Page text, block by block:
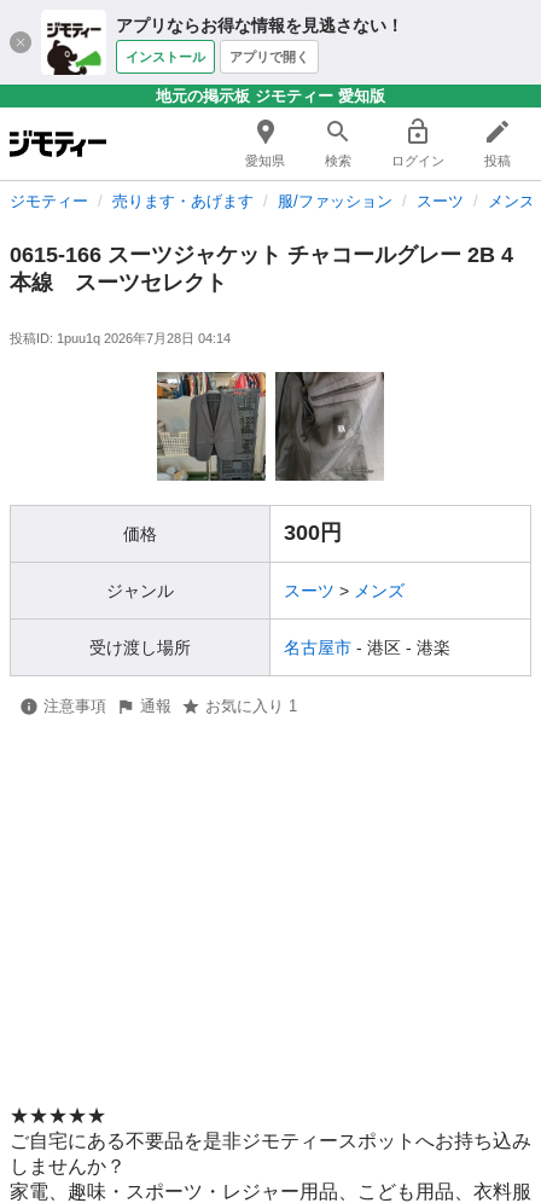
アプリならお得な情報を見逃さない！
インストール アプリで開く
地元の掲示板 ジモティー 愛知版
愛知県 検索 ログイン 投稿
ジモティー 売ります・あげます 服/ファッション スーツ メンズ
0615-166 スーツジャケット チャコールグレー 2B 4
本線 スーツセレクト
投稿ID: 1puu1q 2026年7月28日 04:14
価格 300円
ジャンル スーツ > メンズ
受け渡し場所 名古屋市 - 港区 - 港楽
注意事項 通報 お気に入り 1
★★★★★
ご自宅にある不要品を是非ジモティースポットへお持ち込み
しませんか？
家電、趣味・スポーツ・レジャー用品、こども用品、衣料服